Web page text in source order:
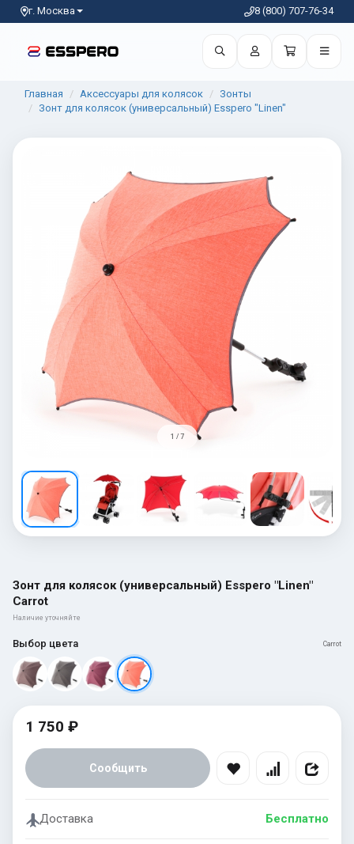
г. Москва 8 (800) 707-76-34
Главная Аксессуары для колясок
Зонты
Зонт для колясок (универсальный) Esspero "Linen"
1 / 7
Зонт для колясок (универсальный) Esspero "Linen"
Сarrot
Наличие уточняйте
Выбор цвета Сarrot
1 750 ₽
Сообщить
Доставка Бесплатно